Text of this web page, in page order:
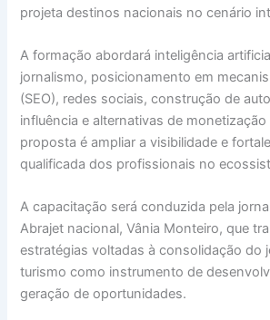
projeta destinos nacionais no cenário
A formação abordará inteligência
jornalismo, posicionamento em
(SEO), redes sociais, construção de
influência e alternativas de
proposta é ampliar a visibilidade e
qualificada dos profissionais no
A capacitação será conduzida pela
Abrajet nacional, Vânia Monteiro, que
estratégias voltadas à consolidação do
turismo como instrumento de
geração de oportunidades.